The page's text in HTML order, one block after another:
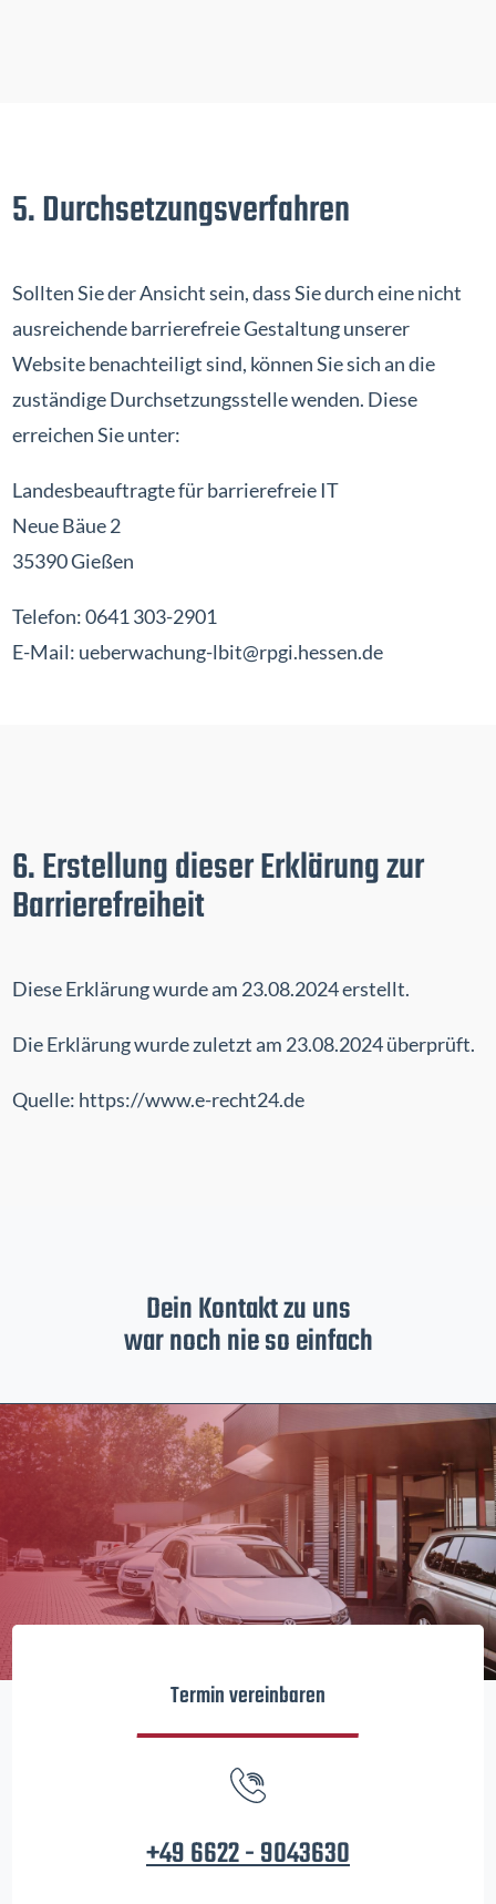
5. Durchsetzungsverfahren
Sollten Sie der Ansicht sein, dass Sie durch eine nicht
ausreichende barrierefreie Gestaltung unserer
Website benachteiligt sind, können Sie sich an die
zuständige Durchsetzungsstelle wenden. Diese
erreichen Sie unter:
Landesbeauftragte für barrierefreie IT
Neue Bäue 2
35390 Gießen
Telefon: 0641 303-2901
E-Mail: ueberwachung-lbit@rpgi.hessen.de
6. Erstellung dieser Erklärung zur
Barrierefreiheit
Diese Erklärung wurde am 23.08.2024 erstellt.
Die Erklärung wurde zuletzt am 23.08.2024 überprüft.
Quelle: https://www.e-recht24.de
Dein Kontakt zu uns
war noch nie so einfach
Termin vereinbaren
+49 6622 - 9043630